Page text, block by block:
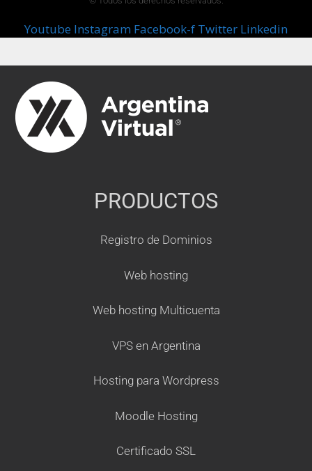
Youtube Instagram Facebook-f Twitter Linkedin
PRODUCTOS
Registro de Dominios
Web hosting
Web hosting Multicuenta
VPS en Argentina
Hosting para Wordpress
Moodle Hosting
Certificado SSL